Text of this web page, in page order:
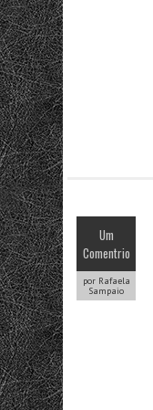
Um
Comentrio
por Rafaela
Sampaio